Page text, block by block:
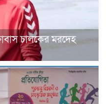
চালকের মরদেহ